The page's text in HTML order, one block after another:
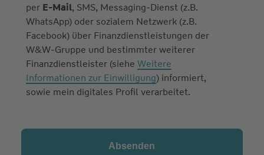
per E-Mail, SMS, Messaging-Dienst (z.B.
WhatsApp) oder sozialem Netzwerk (z.B.
Facebook) über Finanzdienstleistungen der
W&W-Gruppe und bestimmter weiterer
Finanzdienstleister (siehe Weitere
Informationen zur Einwilligung) informiert,
sowie mein digitales Profil verarbeitet.